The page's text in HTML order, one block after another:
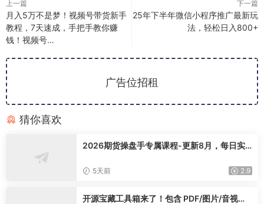
上一篇
月入5万不是梦！视频号带货新手
教程，7天速成，手把手教你赚
钱！视频号…
下一篇
25年下半年微信小程序推广最新玩
法，轻松日入800+
广告位招租
猜你喜欢
2026期货操盘手专属课程-更新8月，每日实
5天前 2.9
开源宝藏工具箱来了！包含 PDF/图片/音视频/